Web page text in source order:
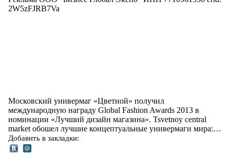
2W5zFJRB7Va
Московский универмаг «Цветной» получил
международную награду Global Fashion Awards 2013 в
номинации «Лучший дизайн магазина». Tsvetnoy central
market обошел лучшие концептуальные универмаги мира:…
Добавить в закладки: